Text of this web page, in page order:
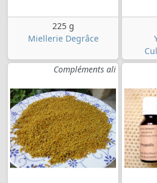
225 g
Miellerie Degrâce
Compléments ali